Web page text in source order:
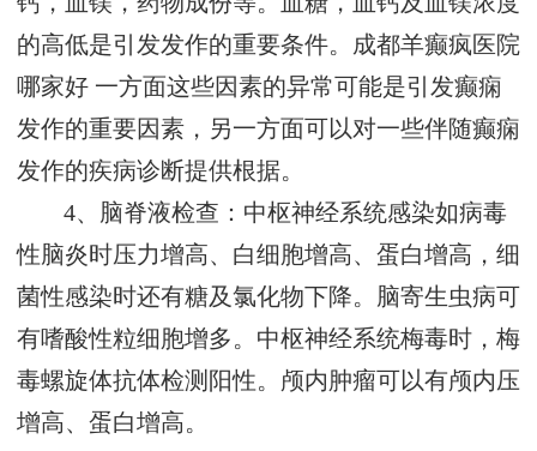
的高低是引发发作的重要条件。 成都羊癫疯医院
哪家好 一方面这些因素的异常可能是引发癫痫
发作的重要因素，另一方面可以对一些伴随癫痫
发作的疾病诊断提供根据。
4、脑脊液检查：中枢神经系统感染如病毒
性脑炎时压力增高、白细胞增高、蛋白增高，细
菌性感染时还有糖及氯化物下降。脑寄生虫病可
有嗜酸性粒细胞增多。中枢神经系统梅毒时，梅
毒螺旋体抗体检测阳性。颅内肿瘤可以有颅内压
增高、蛋白增高。